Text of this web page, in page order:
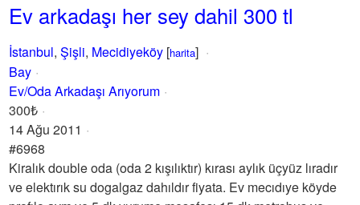
Ev arkadaşı her sey dahil 300 tl
İstanbul,Şişli, Mecidiyeköy [harita]
Bay
Ev/Oda Arkadaşı Arıyorum
300₺
14 Ağu 2011
#6968
Kiralık double oda (oda 2 kışılıktır) kırası aylık üçyüz lıradır
ve elektırık su dogalgaz dahıldır fiyata. Ev mecıdıye köyde